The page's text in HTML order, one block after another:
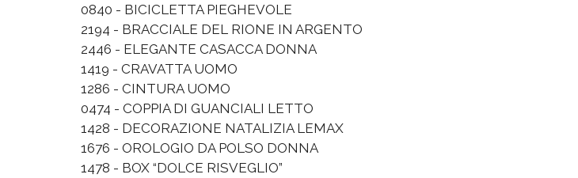
0840 - BICICLETTA PIEGHEVOLE
2194 - BRACCIALE DEL RIONE IN ARGENTO
2446 - ELEGANTE CASACCA DONNA
1419 - CRAVATTA UOMO
1286 - CINTURA UOMO
0474 - COPPIA DI GUANCIALI LETTO
1428 - DECORAZIONE NATALIZIA LEMAX
1676 - OROLOGIO DA POLSO DONNA
1478 - BOX “DOLCE RISVEGLIO”